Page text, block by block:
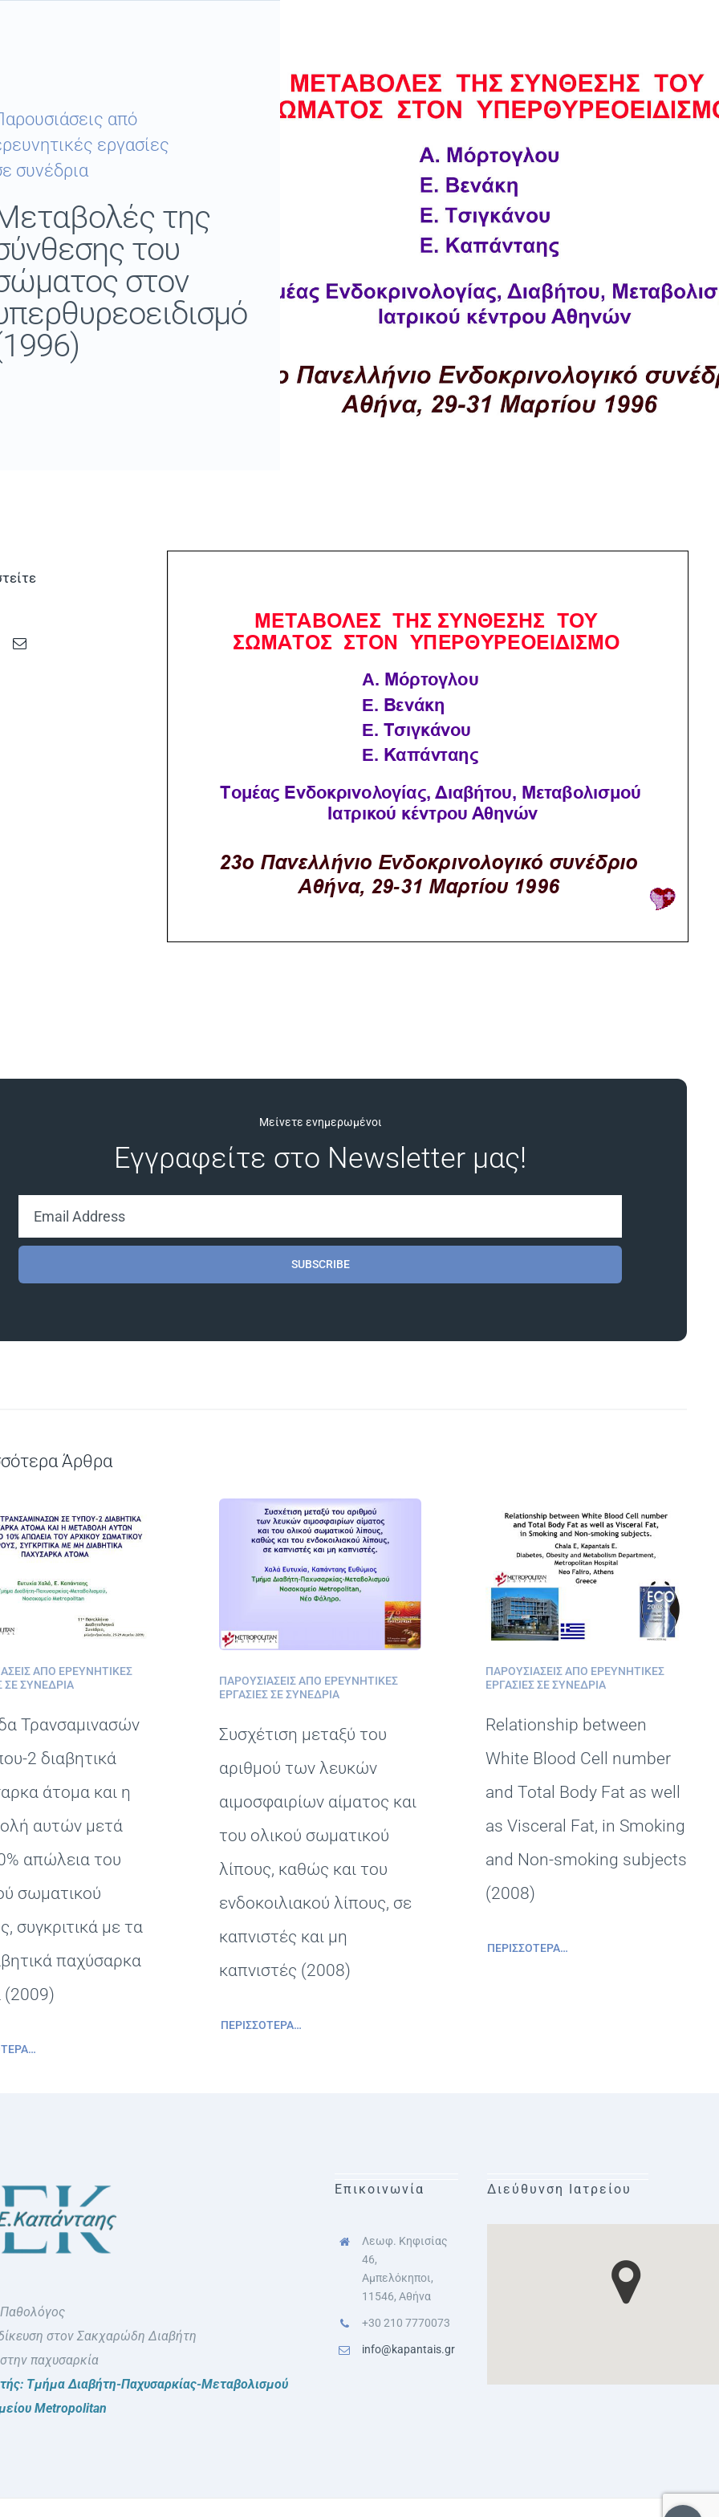
από
εργασίες
συνέδρια
της
του
στον
Μείνετε ενημερωμένοι
Εγγραφείτε στο Newsletter μας!
SUBSCRIBE
Άρθρα
ΑΠΌ ΕΡΕΥΝΗΤΙΚΈΣ
ΣΕ ΣΥΝΈΔΡΙΑ
Τρανσαμινασών
2 διαβητικά
άτομα και η
αυτών μετά
απώλεια του
σωματικού
συγκριτικά με τα
παχύσαρκα
(2009)
ΠΑΡΟΥΣΙΆΣΕΙΣ ΑΠΌ ΕΡΕΥΝΗΤΙΚΈΣ
ΕΡΓΑΣΊΕΣ ΣΕ ΣΥΝΈΔΡΙΑ
Συσχέτιση μεταξύ του
αριθμού των λευκών
αιμοσφαιρίων αίματος και
του ολικού σωματικού
λίπους, καθώς και του
ενδοκοιλιακού λίπους, σε
καπνιστές και μη
καπνιστές (2008)
ΠΕΡΙΣΣΌΤΕΡΑ…
ΠΑΡΟΥΣΙΆΣΕΙΣ ΑΠΌ ΕΡΕΥΝΗΤΙΚΈΣ
ΕΡΓΑΣΊΕΣ ΣΕ ΣΥΝΈΔΡΙΑ
Relationship between
White Blood Cell number
and Total Body Fat as well
as Visceral Fat, in Smoking
and Non-smoking subjects
(2008)
ΠΕΡΙΣΣΌΤΕΡΑ…
Παθολόγος
στον Σακχαρώδη Διαβήτη
παχυσαρκία
Τμήμα Διαβήτη-Παχυσαρκίας-Μεταβολισμού
Metropolitan
Επικοινωνία
Λεωφ. Κηφισίας
46,
Αμπελόκηποι,
11546, Αθήνα
+30 210 7770073
info@kapantais.gr
Διεύθυνση Ιατρείου